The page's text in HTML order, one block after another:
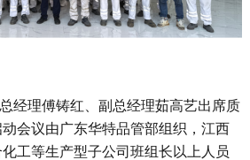
经理傅铸红、副总经理茹高艺出席质
会议由广东华特品管部组织，江西
工等生产型子公司班组长以上人员